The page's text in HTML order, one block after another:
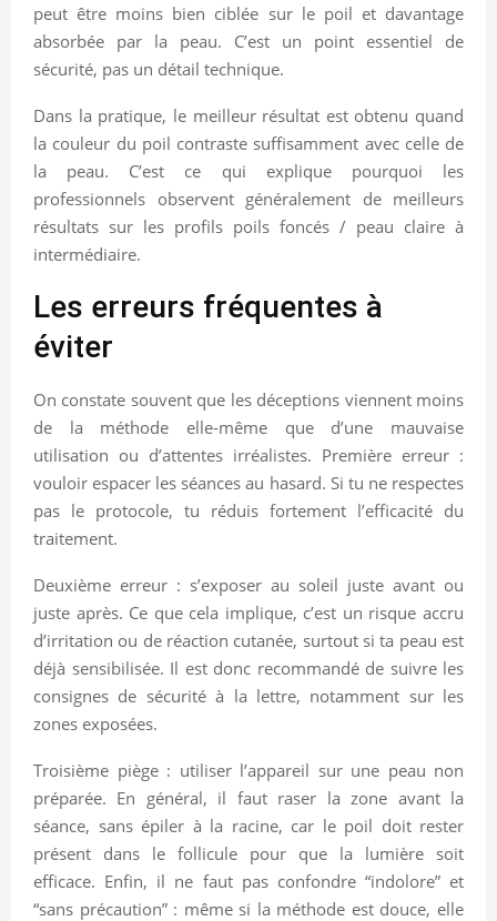
peut être moins bien ciblée sur le poil et davantage
absorbée par la peau. C’est un point essentiel de
sécurité, pas un détail technique.
Dans la pratique, le meilleur résultat est obtenu quand
la couleur du poil contraste suffisamment avec celle de
la peau. C’est ce qui explique pourquoi les
professionnels observent généralement de meilleurs
résultats sur les profils poils foncés / peau claire à
intermédiaire.
Les erreurs fréquentes à
éviter
On constate souvent que les déceptions viennent moins
de la méthode elle-même que d’une mauvaise
utilisation ou d’attentes irréalistes. Première erreur :
vouloir espacer les séances au hasard. Si tu ne respectes
pas le protocole, tu réduis fortement l’efficacité du
traitement.
Deuxième erreur : s’exposer au soleil juste avant ou
juste après. Ce que cela implique, c’est un risque accru
d’irritation ou de réaction cutanée, surtout si ta peau est
déjà sensibilisée. Il est donc recommandé de suivre les
consignes de sécurité à la lettre, notamment sur les
zones exposées.
Troisième piège : utiliser l’appareil sur une peau non
préparée. En général, il faut raser la zone avant la
séance, sans épiler à la racine, car le poil doit rester
présent dans le follicule pour que la lumière soit
efficace. Enfin, il ne faut pas confondre “indolore” et
“sans précaution” : même si la méthode est douce, elle